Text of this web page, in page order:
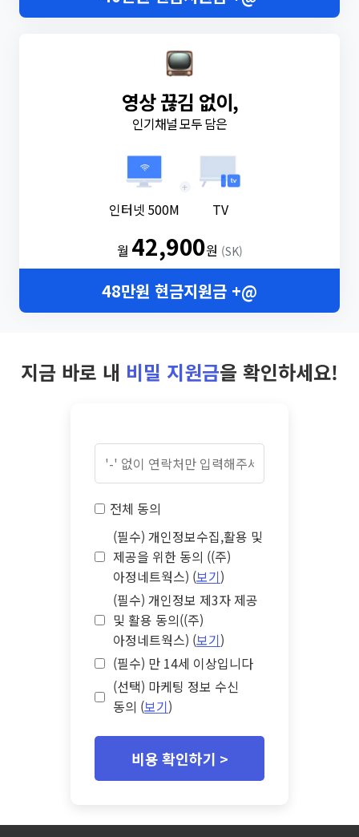
영상 끊김 없이,
인기채널 모두 담은
인터넷 500M
+
TV
월 42,900원 (SK)
48만원 현금지원금 +@
지금 바로 내 비밀 지원금을 확인하세요!
전체 동의
(필수) 개인정보수집,활용 및
제공을 위한 동의 ((주)
아정네트웍스) (보기)
(필수) 개인정보 제3자 제공
및 활용 동의((주)
아정네트웍스) (보기)
(필수) 만 14세 이상입니다
(선택) 마케팅 정보 수신
동의 (보기)
비용 확인하기 >